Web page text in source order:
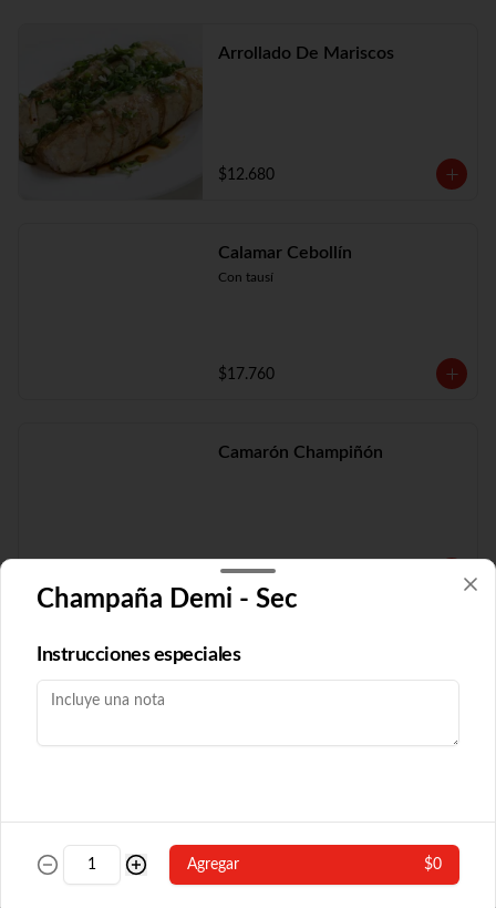
Arrollado De Mariscos
$12.680
Calamar Cebollín
Con tausí
$17.760
Camarón Champiñón
$19.210
Camarón Fuyón
Con algas y champiñón
Champaña Demi - Sec
Instrucciones especiales
Agregar $0